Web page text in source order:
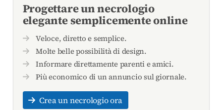
Progettare un necrologio
elegante semplicemente online
Veloce, diretto e semplice.
Molte belle possibilità di design.
Informare direttamente parenti e amici.
Più economico di un annuncio sul giornale.
Crea un necrologio ora